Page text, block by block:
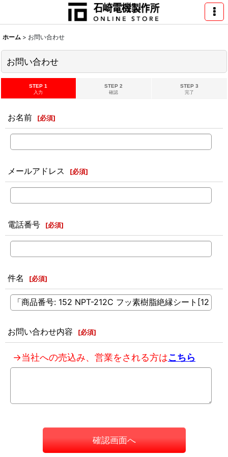
ホーム > お問い合わせ
お問い合わせ
STEP 1
入力
STEP 2
確認
STEP 3
完了
お名前 [必須]
メールアドレス [必須]
電話番号 [必須]
件名 [必須]
お問い合わせ内容 [必須]
→当社への売込み、営業をされる方はこちら
確認画面へ